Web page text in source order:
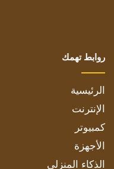
روابط تهمك
الرئيسية
الإنترنت
كمبيوتر
الأجهزة
الذكاء المنزلي